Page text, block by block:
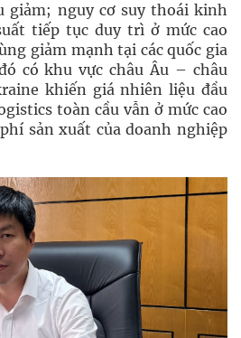
giảm; nguy cơ suy thoái kinh
tiếp tục duy trì ở mức cao
giảm mạnh tại các quốc gia
có khu vực châu Âu – châu
khiến giá nhiên liệu đầu
toàn cầu vẫn ở mức cao
sản xuất của doanh nghiệp